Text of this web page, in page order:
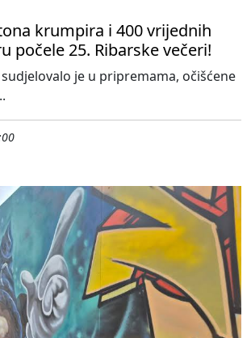
krumpira i 400 vrijednih
počele 25. Ribarske večeri!
je u pripremama, očišćene